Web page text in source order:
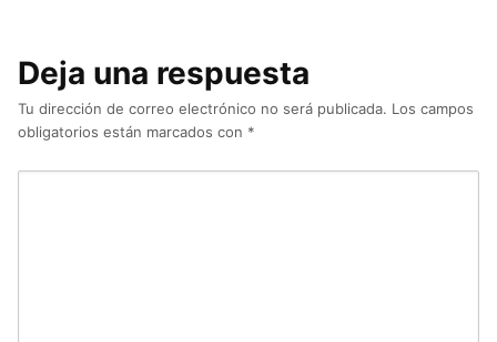
Deja una respuesta
Tu dirección de correo electrónico no será publicada. Los campos
obligatorios están marcados con *